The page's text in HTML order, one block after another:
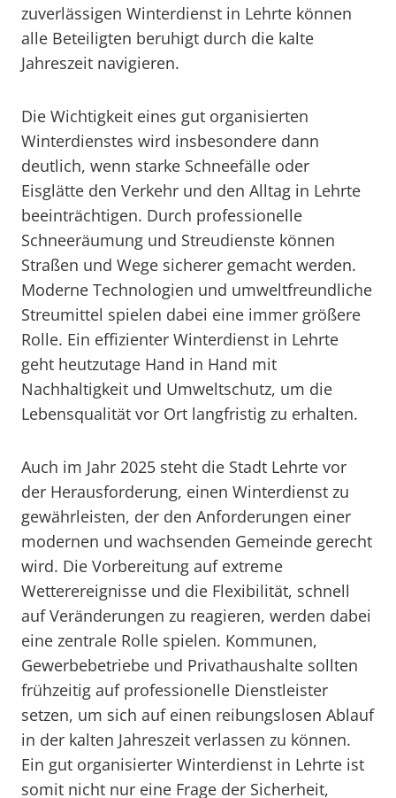
zuverlässigen Winterdienst in Lehrte können
alle Beteiligten beruhigt durch die kalte
Jahreszeit navigieren.
Die Wichtigkeit eines gut organisierten
Winterdienstes wird insbesondere dann
deutlich, wenn starke Schneefälle oder
Eisglätte den Verkehr und den Alltag in Lehrte
beeinträchtigen. Durch professionelle
Schneeräumung und Streudienste können
Straßen und Wege sicherer gemacht werden.
Moderne Technologien und umweltfreundliche
Streumittel spielen dabei eine immer größere
Rolle. Ein effizienter Winterdienst in Lehrte
geht heutzutage Hand in Hand mit
Nachhaltigkeit und Umweltschutz, um die
Lebensqualität vor Ort langfristig zu erhalten.
Auch im Jahr 2025 steht die Stadt Lehrte vor
der Herausforderung, einen Winterdienst zu
gewährleisten, der den Anforderungen einer
modernen und wachsenden Gemeinde gerecht
wird. Die Vorbereitung auf extreme
Wetterereignisse und die Flexibilität, schnell
auf Veränderungen zu reagieren, werden dabei
eine zentrale Rolle spielen. Kommunen,
Gewerbebetriebe und Privathaushalte sollten
frühzeitig auf professionelle Dienstleister
setzen, um sich auf einen reibungslosen Ablauf
in der kalten Jahreszeit verlassen zu können.
Ein gut organisierter Winterdienst in Lehrte ist
somit nicht nur eine Frage der Sicherheit,